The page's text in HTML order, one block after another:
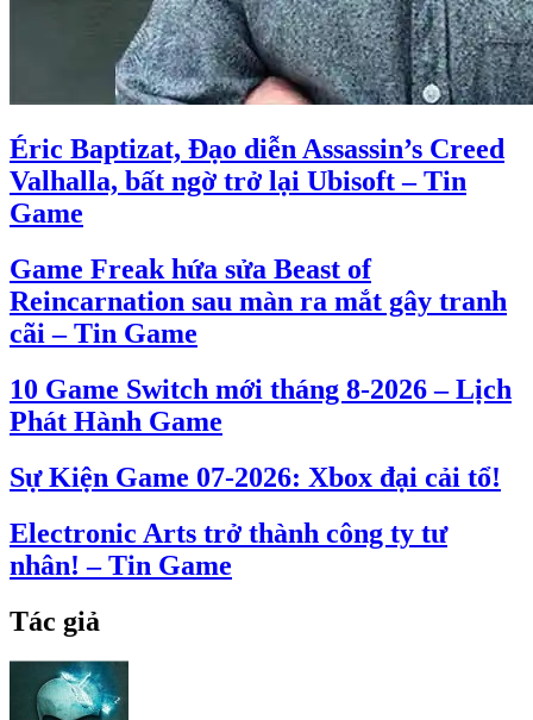
Éric Baptizat, Đạo diễn Assassin’s Creed
Valhalla, bất ngờ trở lại Ubisoft – Tin
Game
Game Freak hứa sửa Beast of
Reincarnation sau màn ra mắt gây tranh
cãi – Tin Game
10 Game Switch mới tháng 8-2026 – Lịch
Phát Hành Game
Sự Kiện Game 07-2026: Xbox đại cải tổ!
Electronic Arts trở thành công ty tư
nhân! – Tin Game
Tác giả